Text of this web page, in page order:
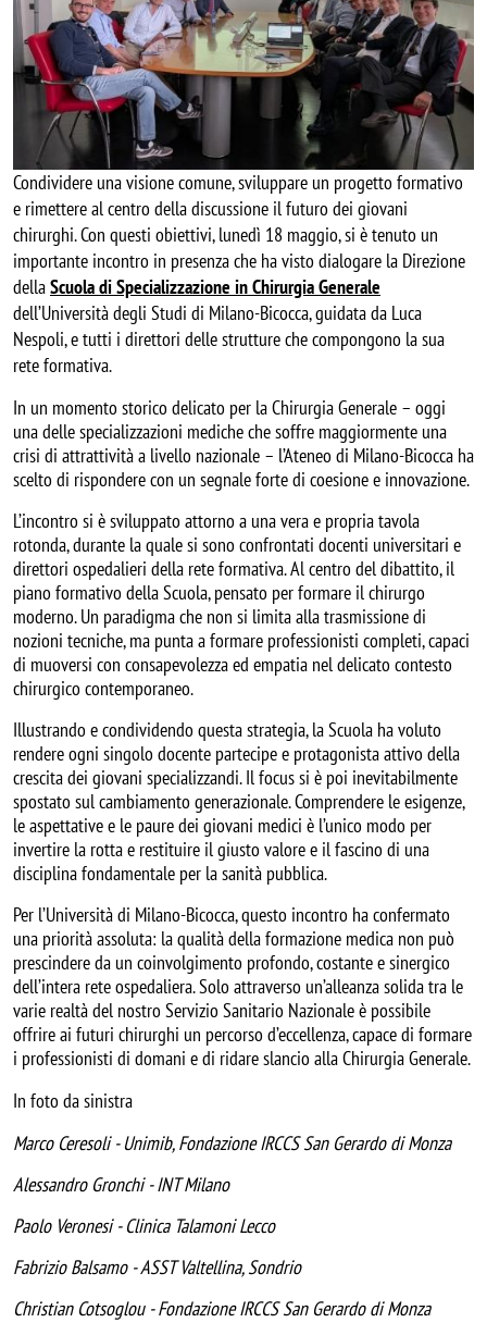
Condividere una visione comune, sviluppare un progetto formativo
e rimettere al centro della discussione il futuro dei giovani
chirurghi. Con questi obiettivi, lunedì 18 maggio, si è tenuto un
importante incontro in presenza che ha visto dialogare la Direzione
dellaScuola di Specializzazione in Chirurgia Generale
dell’Università degli Studi di Milano-Bicocca, guidata da Luca
Nespoli, e tutti i direttori delle strutture che compongono la sua
rete formativa.
In un momento storico delicato per la Chirurgia Generale – oggi
una delle specializzazioni mediche che soffre maggiormente una
crisi di attrattività a livello nazionale – l’Ateneo di Milano-Bicocca ha
scelto di rispondere con un segnale forte di coesione e innovazione.
L’incontro si è sviluppato attorno a una vera e propria tavola
rotonda, durante la quale si sono confrontati docenti universitari e
direttori ospedalieri della rete formativa. Al centro del dibattito, il
piano formativo della Scuola, pensato per formare il chirurgo
moderno. Un paradigma che non si limita alla trasmissione di
nozioni tecniche, ma punta a formare professionisti completi, capaci
di muoversi con consapevolezza ed empatia nel delicato contesto
chirurgico contemporaneo.
Illustrando e condividendo questa strategia, la Scuola ha voluto
rendere ogni singolo docente partecipe e protagonista attivo della
crescita dei giovani specializzandi. Il focus si è poi inevitabilmente
spostato sul cambiamento generazionale. Comprendere le esigenze,
le aspettative e le paure dei giovani medici è l’unico modo per
invertire la rotta e restituire il giusto valore e il fascino di una
disciplina fondamentale per la sanità pubblica.
Per l’Università di Milano-Bicocca, questo incontro ha confermato
una priorità assoluta: la qualità della formazione medica non può
prescindere da un coinvolgimento profondo, costante e sinergico
dell’intera rete ospedaliera. Solo attraverso un’alleanza solida tra le
varie realtà del nostro Servizio Sanitario Nazionale è possibile
offrire ai futuri chirurghi un percorso d’eccellenza, capace di formare
i professionisti di domani e di ridare slancio alla Chirurgia Generale.
In foto da sinistra
Marco Ceresoli - Unimib, Fondazione IRCCS San Gerardo di Monza
Alessandro Gronchi - INT Milano
Paolo Veronesi - Clinica Talamoni Lecco
Fabrizio Balsamo - ASST Valtellina, Sondrio
Christian Cotsoglou - Fondazione IRCCS San Gerardo di Monza